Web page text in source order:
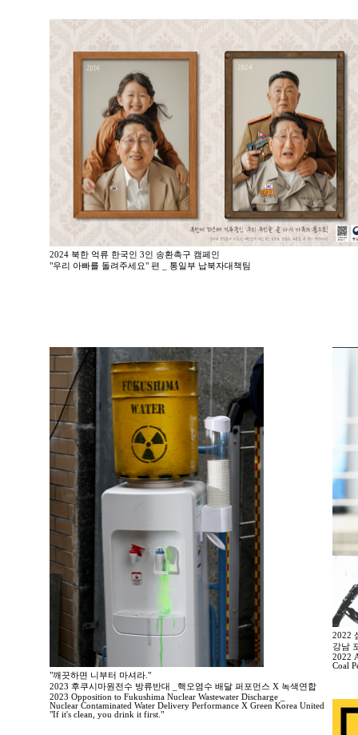
2024 북한 억류 한국인 3인 송환촉구 캠페인
"우리 아빠를 돌려주세요" 편 _ 통일부 납북자대책팀
"깨끗하면 니부터 마셔라."
2023 후쿠시마원전수 방류반대 _핵오염수 배달 퍼포먼스 X 녹색연합
2023 Opposition to Fukushima Nuclear Wastewater Discharge _
Nuclear Contaminated Water Delivery Performance X Green Korea United
"If it's clean, you drink it first."
2022
강남
2022
Coal